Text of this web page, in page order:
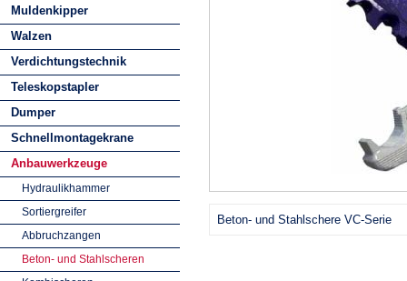
Muldenkipper
Walzen
Verdichtungstechnik
Teleskopstapler
Dumper
Schnellmontagekrane
Anbauwerkzeuge
Hydraulikhammer
Sortiergreifer
Abbruchzangen
Beton- und Stahlscheren
Beton- und Stahlschere VC-Serie